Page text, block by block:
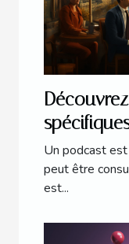
Un podcast
peut être
est...